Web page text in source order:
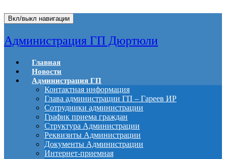
Вкл/выкл навигации
Администрация ГП Дюртюли
Главная
Новости
Администрация ГП
Контактная информация
Глава администрации ГП – Гареев ИР
Сотрудники администрации
График приема граждан
Структура Администрации
Реквизиты Администрации
Документы Администрации
Интернет-приемная